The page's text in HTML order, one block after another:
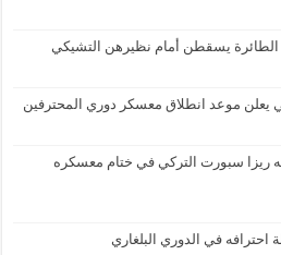
الطائرة يسقطن أمام نظيرهن التشيكي
موعد انطلاق معسكر دوري المحترفين
ريزا سبورت التركي في ختام معسكره
في الدوري البلغاري